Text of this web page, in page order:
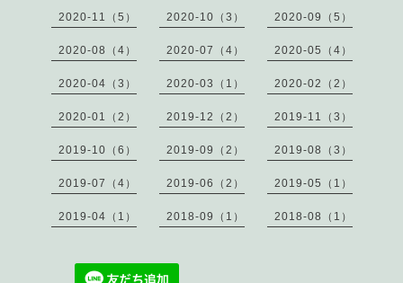
2020-11（5） 2020-10（3） 2020-09（5）
2020-08（4） 2020-07（4） 2020-05（4）
2020-04（3） 2020-03（1） 2020-02（2）
2020-01（2） 2019-12（2） 2019-11（3）
2019-10（6） 2019-09（2） 2019-08（3）
2019-07（4） 2019-06（2） 2019-05（1）
2019-04（1） 2018-09（1） 2018-08（1）